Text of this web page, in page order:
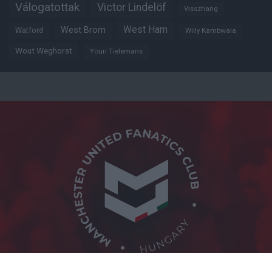
Válogatottak Victor Lindelöf Visszhang
Watford West Brom West Ham Willy Kambwala
Wout Weghorst Youri Tielemans